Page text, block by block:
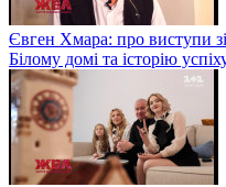
Євген Хмара: про виступи
Білому домі та історію